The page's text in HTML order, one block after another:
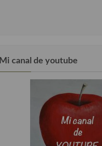
Mi canal de youtube